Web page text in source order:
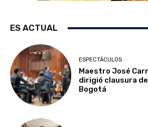
ES ACTUAL
ESPECTÁCULOS
Maestro José
dirigió clausura
Bogotá